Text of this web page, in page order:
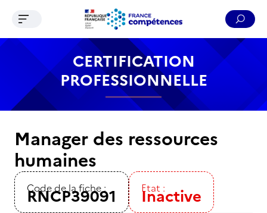
Contenu Recherche Menu Pied de page
Ouvrir le menu de navigation
CERTIFICATION
PROFESSIONNELLE
Manager des ressources
humaines
Code de la fiche :
RNCP39091 Etat :
Inactive